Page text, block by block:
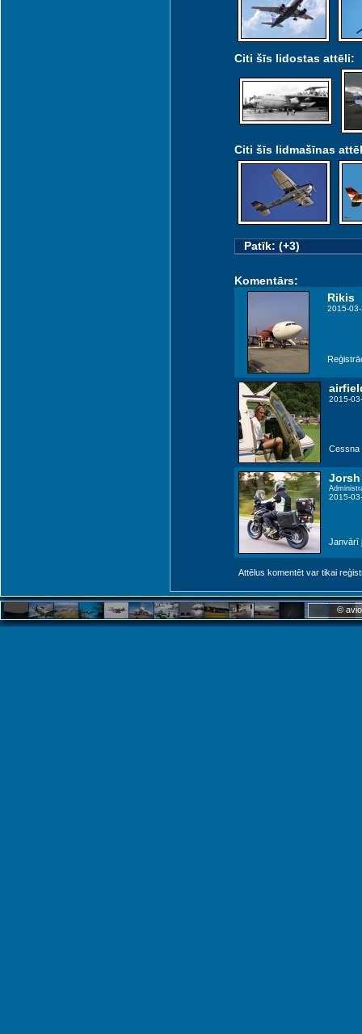
Citi šīs lidostas attēli:
Citi šīs lidmašīnas
Patīk: (+3)
Komentārs:
Rikis
2015-
2015-
Cessna
Jorsh
2015-
Janvārī
Attēlus komentēt var tikai
©